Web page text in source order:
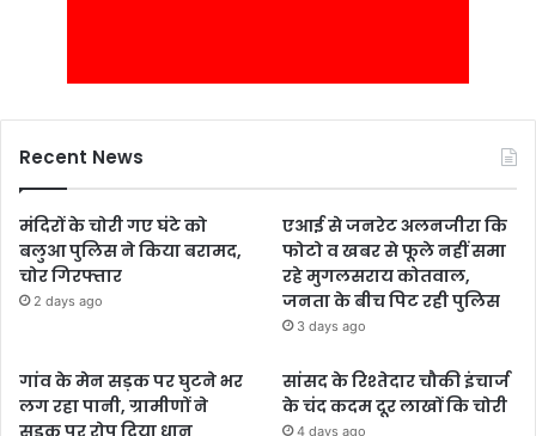
Recent News
मंदिरों के चोरी गए घंटे को
बलुआ पुलिस ने किया बरामद,
चोर गिरफ्तार
2 days ago
एआई से जनरेट अलनजीरा कि
फोटो व खबर से फूले नहीं समा
रहे मुगलसराय कोतवाल,
जनता के बीच पिट रही पुलिस
3 days ago
गांव के मेन सड़क पर घुटने भर
लग रहा पानी, ग्रामीणों ने
सांसद के रिश्तेदार चौकी इंचार्ज
के चंद कदम दूर लाखों कि चोरी
4 days ago